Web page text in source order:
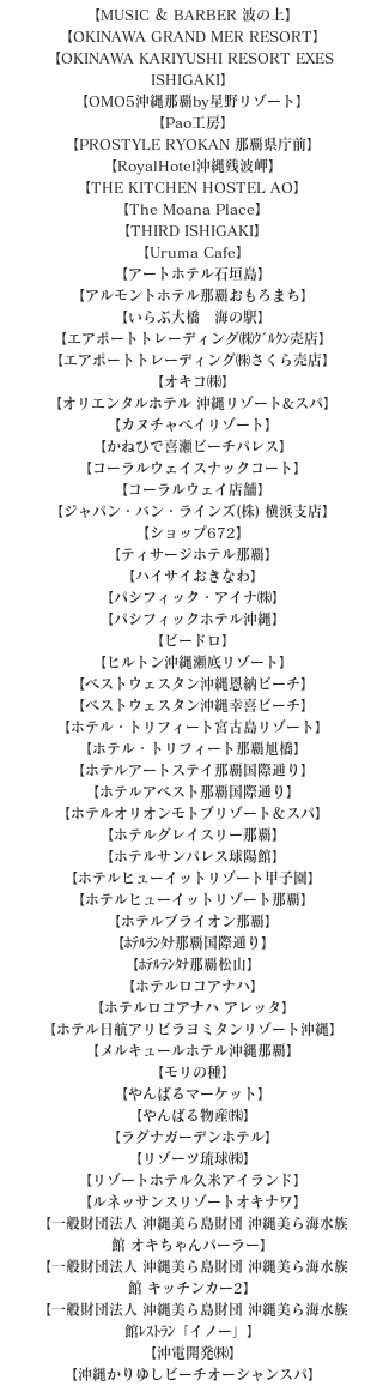
【MUSIC ＆ BARBER 波の上】
【OKINAWA GRAND MER RESORT】
【OKINAWA KARIYUSHI RESORT EXES
ISHIGAKI】
【OMO5沖縄那覇by星野リゾート】
【Pao工房】
【PROSTYLE RYOKAN 那覇県庁前】
【RoyalHotel沖縄残波岬】
【THE KITCHEN HOSTEL AO】
【The Moana Place】
【THIRD ISHIGAKI】
【Uruma Cafe】
【アートホテル石垣島】
【アルモントホテル那覇おもろまち】
【いらぶ大橋　海の駅】
【エアポートトレーディング㈱ｸﾞﾙｸﾝ売店】
【エアポートトレーディング㈱さくら売店】
【オキコ㈱】
【オリエンタルホテル 沖縄リゾート&スパ】
【カヌチャベイリゾート】
【かねひで喜瀬ビーチパレス】
【コーラルウェイスナックコート】
【コーラルウェイ店舗】
【ジャパン・バン・ラインズ(株) 横浜支店】
【ショップ672】
【ティサージホテル那覇】
【ハイサイおきなわ】
【パシフィック・アイナ㈱】
【パシフィックホテル沖縄】
【ビードロ】
【ヒルトン沖縄瀬底リゾート】
【ベストウェスタン沖縄恩納ビーチ】
【ベストウェスタン沖縄幸喜ビーチ】
【ホテル・トリフィート宮古島リゾート】
【ホテル・トリフィート那覇旭橋】
【ホテルアートステイ那覇国際通り】
【ホテルアベスト那覇国際通り】
【ホテルオリオンモトブリゾート＆スパ】
【ホテルグレイスリー那覇】
【ホテルサンパレス球陽館】
【ホテルヒューイットリゾート甲子園】
【ホテルヒューイットリゾート那覇】
【ホテルブライオン那覇】
【ﾎﾃﾙﾗﾝﾀﾅ那覇国際通り】
【ﾎﾃﾙﾗﾝﾀﾅ那覇松山】
【ホテルロコアナハ】
【ホテルロコアナハ アレッタ】
【ホテル日航アリビラヨミタンリゾート沖縄】
【メルキュールホテル沖縄那覇】
【モリの種】
【やんばるマーケット】
【やんばる物産㈱】
【ラグナガーデンホテル】
【リゾーツ琉球㈱】
【リゾートホテル久米アイランド】
【ルネッサンスリゾートオキナワ】
【一般財団法人 沖縄美ら島財団 沖縄美ら海水族
館 オキちゃんパーラー】
【一般財団法人 沖縄美ら島財団 沖縄美ら海水族
館 キッチンカー2】
【一般財団法人 沖縄美ら島財団 沖縄美ら海水族
館ﾚｽﾄﾗﾝ「イノー」】
【沖電開発㈱】
【沖縄かりゆしビーチオーシャンスパ】